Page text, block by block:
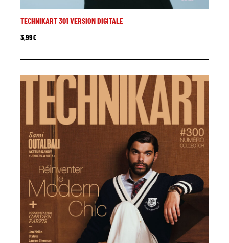
TECHNIKART 301 VERSION DIGITALE
3,99€